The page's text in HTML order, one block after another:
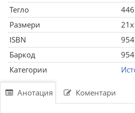
Тегло
Размери
ISBN
Баркод
Категории
Анотация Коментари